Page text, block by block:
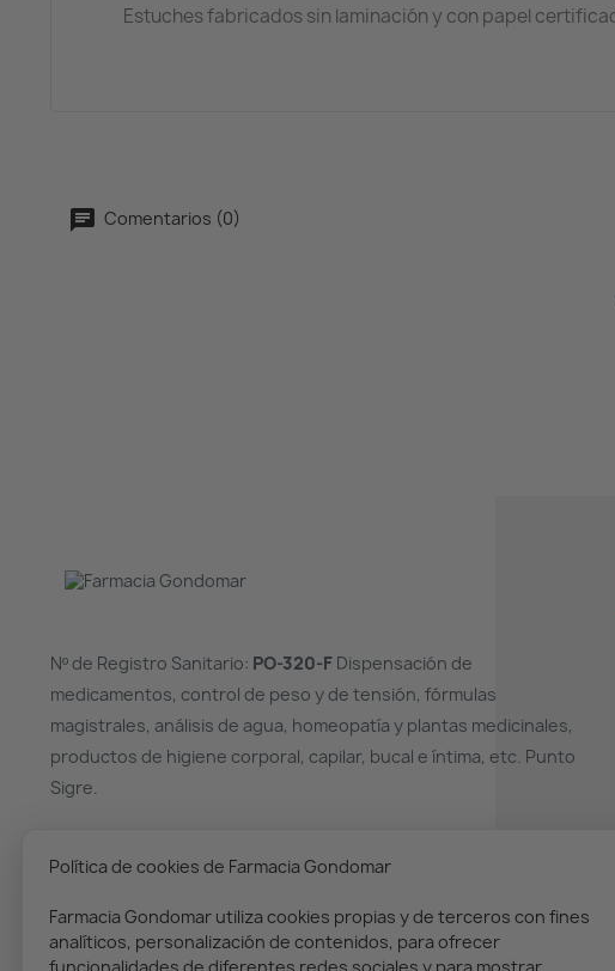
Estuches fabricados sin laminación y con papel
Comentarios (0)
Nº de Registro Sanitario: PO-320-FDispensación de
medicamentos, control de peso y de tensión, fórmulas
magistrales, análisis de agua, homeopatía y plantas medicinales,
productos de higiene corporal, capilar, bucal e íntima, etc. Punto
Sigre.
(+34) 986 36 00 02
Política de cookies de Farmacia Gondomar
Farmacia Gondomar utiliza cookies propias y de terceros con fines
analíticos, personalización de contenidos, para ofrecer